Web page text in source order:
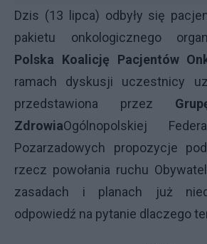
Dzis (13 lipca) odbyły się
pakietu onkologicznego
Polska Koalicję Pacjentów
ramach dyskusji uczestnicy
przedstawiona przez
ZdrowiaOgólnopolskiej
Pozarzadowych propozycje
rzecz powołania ruchu
zasadach i planach już
odpowiedź na pytanie dlaczego